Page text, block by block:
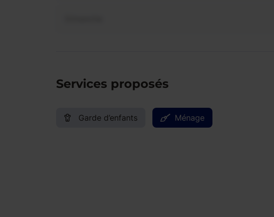
Services proposés
Garde d’enfants Ménage